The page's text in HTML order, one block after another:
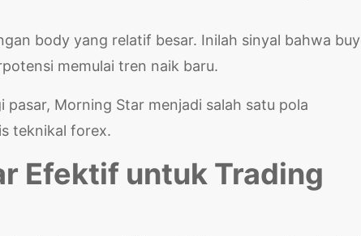
body yang relatif besar. Inilah sinyal bahwa
memulai tren naik baru.
Morning Star menjadi salah satu pola
teknikal forex.
Efektif untuk Trading